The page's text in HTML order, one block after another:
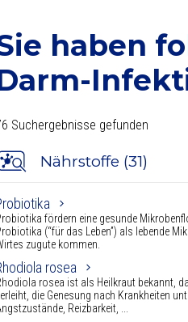
haben
Suchergebnisse gefunden
Nährstoffe (31)
fördern eine gesunde
(“für das Leben”) als lebende
zugute kommen.
rosea
rosea ist als Heilkraut bekannt,
die Genesung nach Krankheiten
Reizbarkeit, ...